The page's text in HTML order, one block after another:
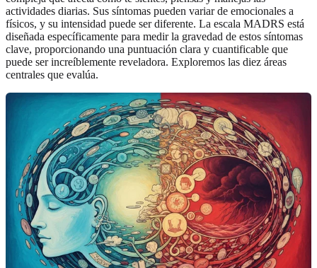
actividades diarias. Sus síntomas pueden variar de emocionales a
físicos, y su intensidad puede ser diferente. La escala MADRS está
diseñada específicamente para medir la gravedad de estos síntomas
clave, proporcionando una puntuación clara y cuantificable que
puede ser increíblemente reveladora. Exploremos las diez áreas
centrales que evalúa.